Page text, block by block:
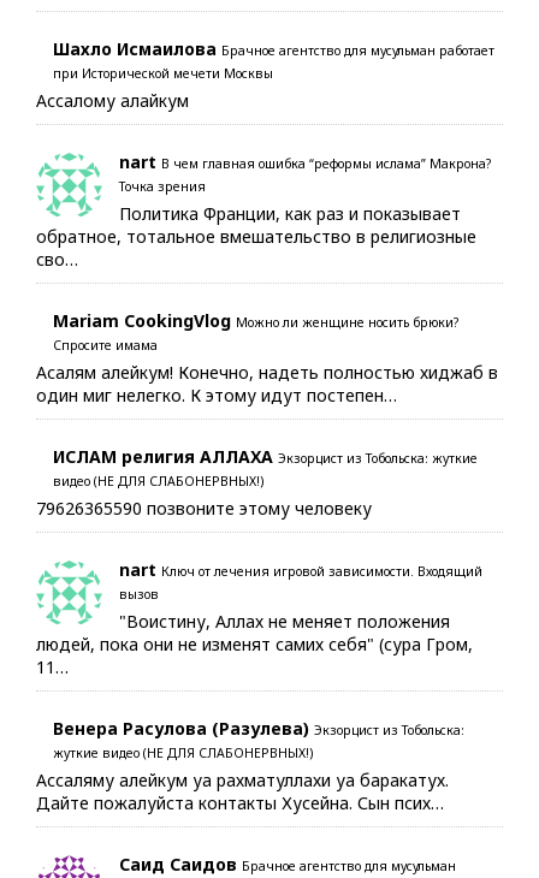
Шахло Исмаилова Брачное агентство для мусульман работает
при Исторической мечети Москвы
Ассалому алайкум
nart В чем главная ошибка “реформы ислама” Макрона?
Точка зрения
Политика Франции, как раз и показывает
обратное, тотальное вмешательство в религиозные
сво…
Mariam CookingVlog Можно ли женщине носить брюки?
Спросите имама
Асалям алейкум! Конечно, надеть полностью хиджаб в
один миг нелегко. К этому идут постепен…
ИСЛАМ религия АЛЛАХА Экзорцист из Тобольска: жуткие
видео (НЕ ДЛЯ СЛАБОНЕРВНЫХ!)
79626365590 позвоните этому человеку
nart Ключ от лечения игровой зависимости. Входящий
вызов
"Воистину, Аллах не меняет положения
людей, пока они не изменят самих себя" (сура Гром,
11…
Венера Расулова (Разулева) Экзорцист из Тобольска:
жуткие видео (НЕ ДЛЯ СЛАБОНЕРВНЫХ!)
Ассаляму алейкум уа рахматуллахи уа баракатух.
Дайте пожалуйста контакты Хусейна. Сын псих…
Саид Саидов Брачное агентство для мусульман